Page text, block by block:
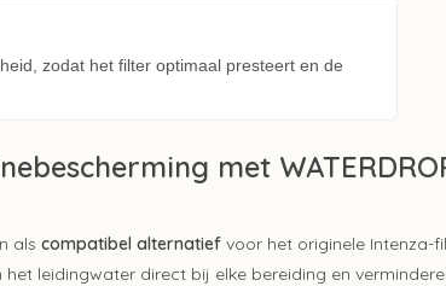
zodat het filter optimaal presteert en de
met
als compatibel alternatief voor het originele Intenza-
leidingwater direct bij elke bereiding en